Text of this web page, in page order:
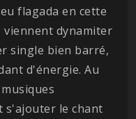
flagada en cette
viennent dynamiter
single bien barré,
d'énergie. Au
s'ajouter le chant